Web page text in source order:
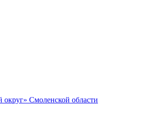
Смоленской области